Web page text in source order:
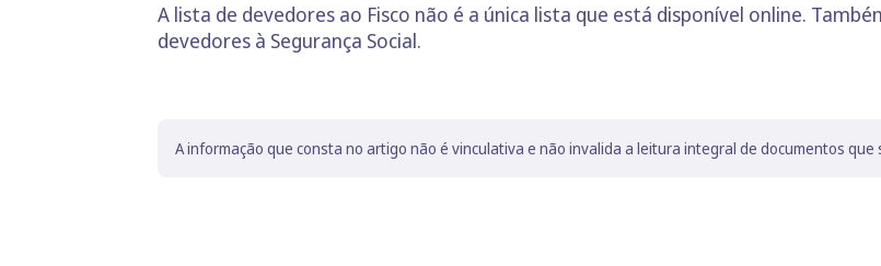
A lista de devedores ao Fisco não é a única lista que está disponível online.
devedores à Segurança Social.
A informação que consta no artigo não é vinculativa e não invalida a leitura integral de documentos que